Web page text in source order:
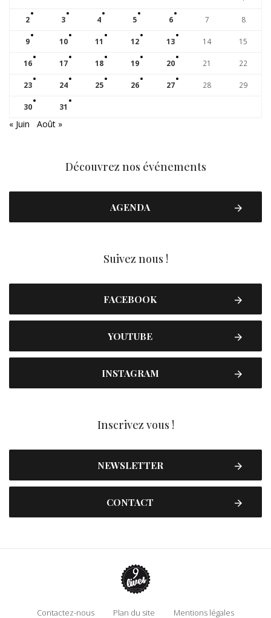
2 3 4 5 6 7 8
9 10 11 12 13 14 15
16 17 18 19 20 21 22
23 24 25 26 27 28 29
30 31
« Juin Août »
Découvrez nos événements
AGENDA
Suivez nous !
FACEBOOK
YOUTUBE
INSTAGRAM
Inscrivez vous !
NEWSLETTER
CONTACT
Contactez-nous Plan du site Mentions légales